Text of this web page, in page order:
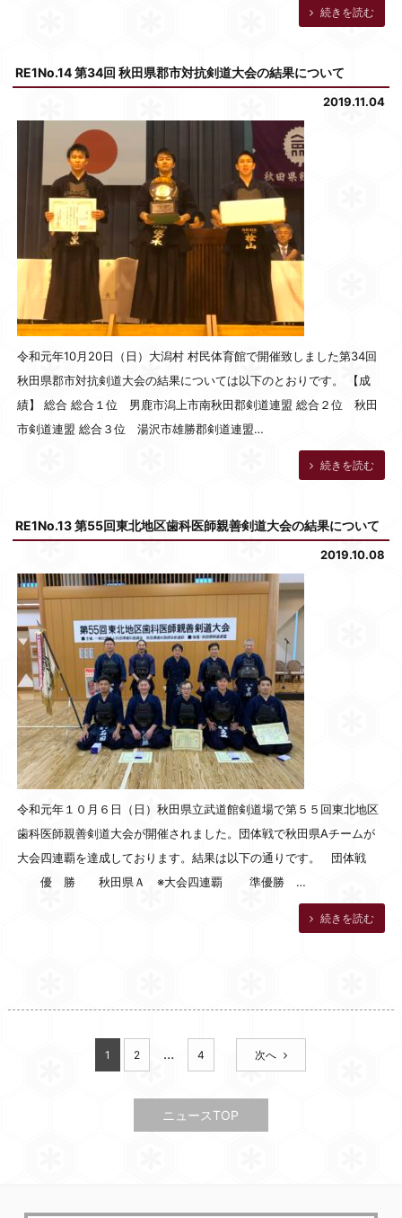
続きを読む
RE1No.14 第34回 秋田県郡市対抗剣道大会の結果について
2019.11.04
令和元年10月20日（日）大潟村 村民体育館で開催致しました第34回
秋田県郡市対抗剣道大会の結果については以下のとおりです。 【成
績】 総合 総合１位 男鹿市潟上市南秋田郡剣道連盟 総合２位 秋田
市剣道連盟 総合３位 湯沢市雄勝郡剣道連盟…
続きを読む
RE1No.13 第55回東北地区歯科医師親善剣道大会の結果について
2019.10.08
令和元年１０月６日（日）秋田県立武道館剣道場で第５５回東北地区
歯科医師親善剣道大会が開催されました。団体戦で秋田県Aチームが
大会四連覇を達成しております。結果は以下の通りです。 団体戦
優 勝 秋田県Ａ ※大会四連覇 準優勝 …
続きを読む
1 2 … 4 次へ
ニュースTOP